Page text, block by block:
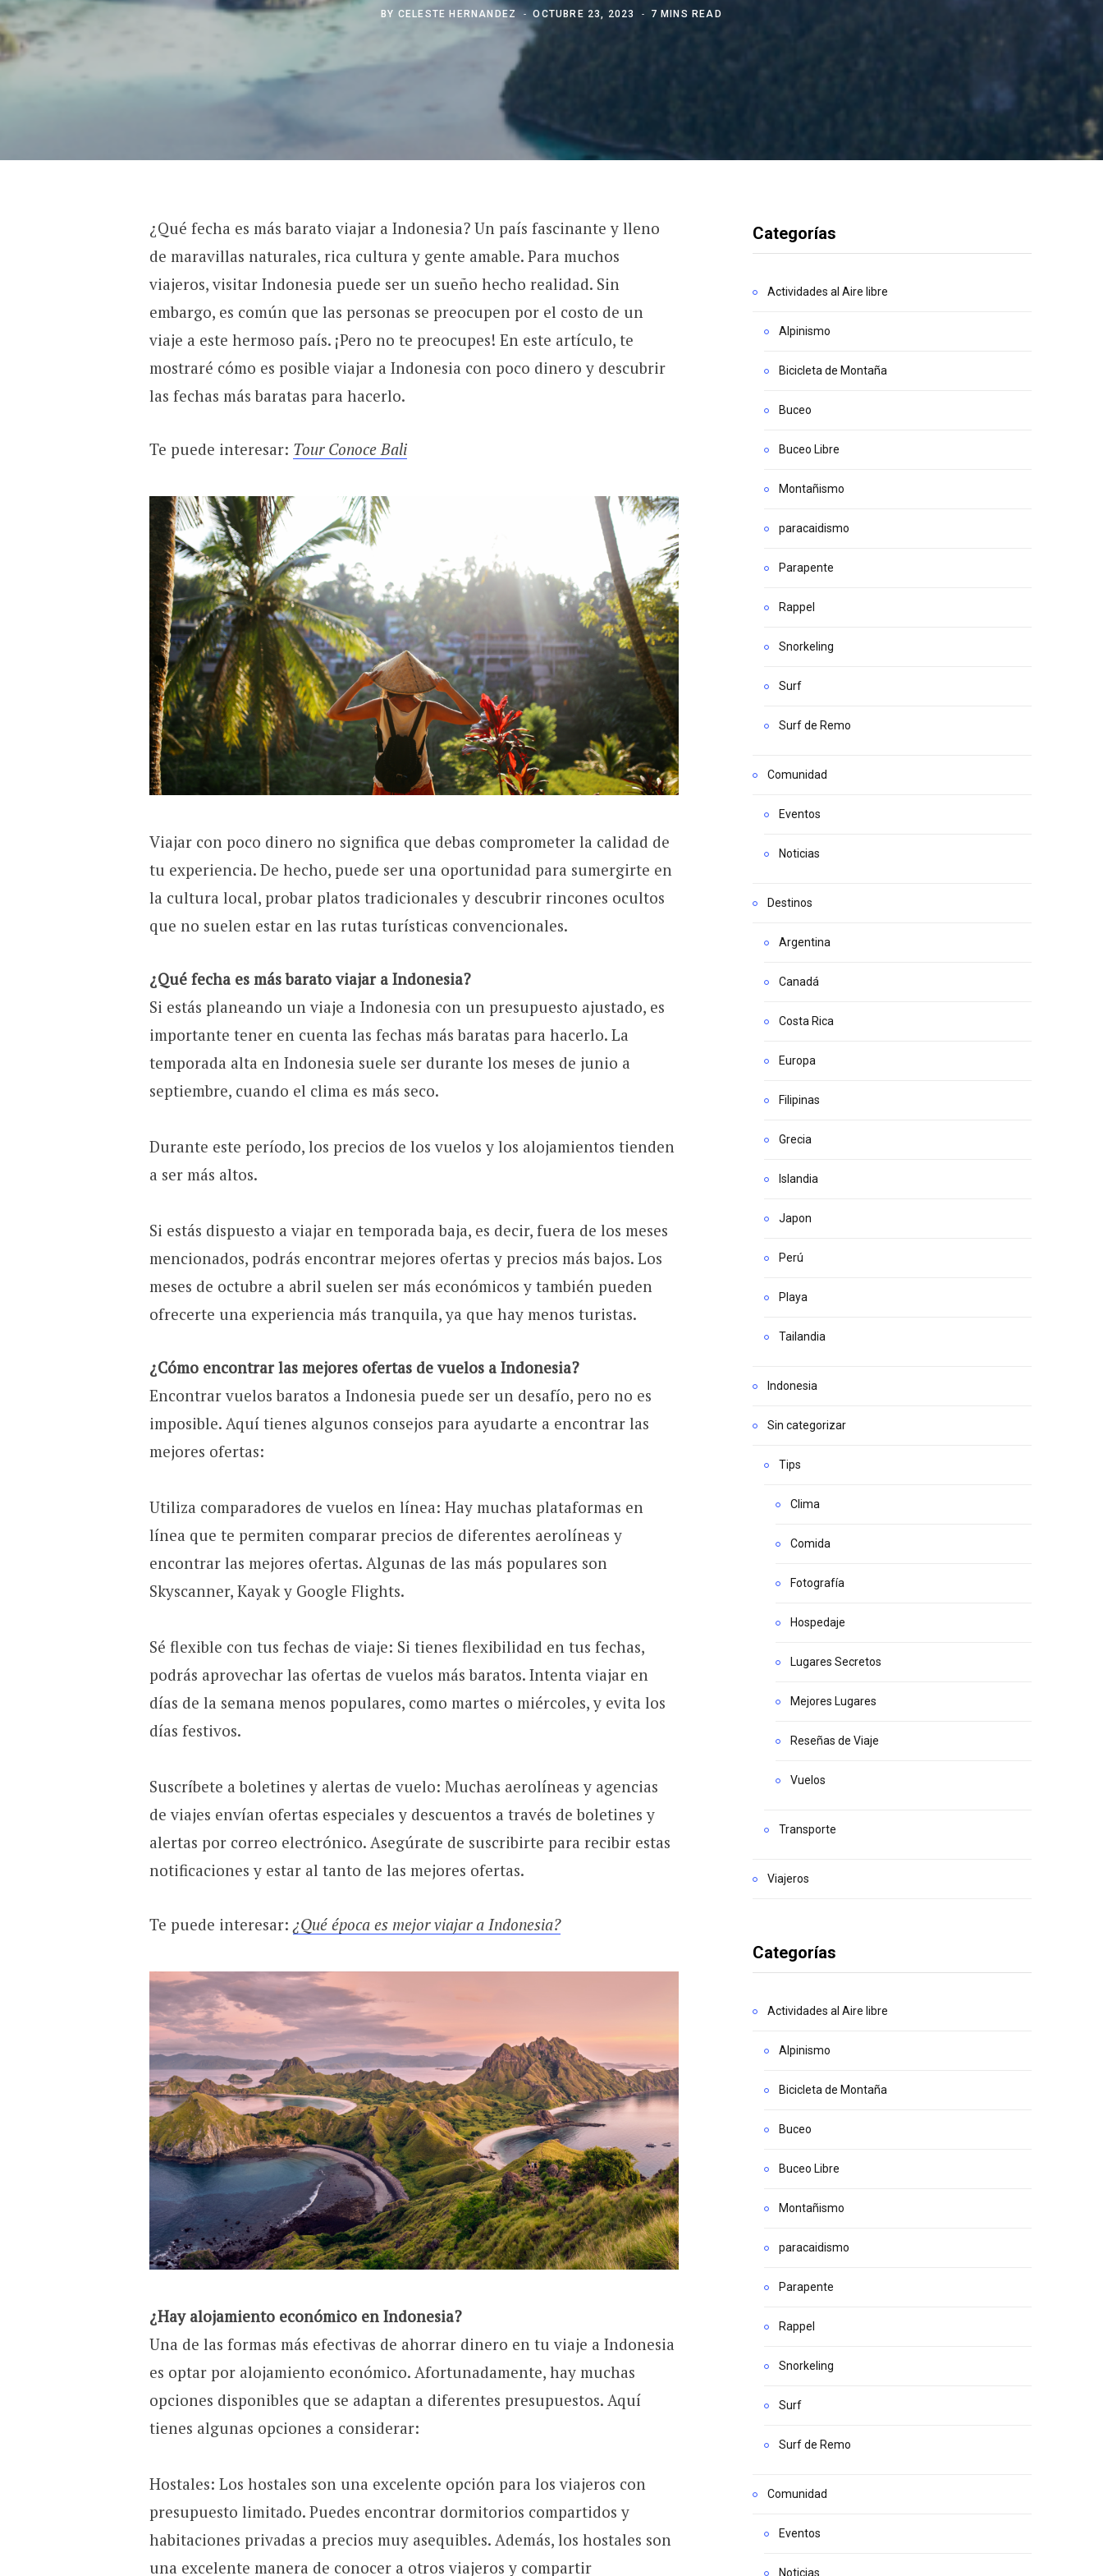
BY CELESTE HERNANDEZ OCTUBRE 23, 2023 7 MINS READ
¿Qué fecha es más barato viajar a Indonesia? Un país fascinante y lleno
de maravillas naturales, rica cultura y gente amable. Para muchos
viajeros, visitar Indonesia puede ser un sueño hecho realidad. Sin
embargo, es común que las personas se preocupen por el costo de un
viaje a este hermoso país. ¡Pero no te preocupes! En este artículo, te
mostraré cómo es posible viajar a Indonesia con poco dinero y descubrir
las fechas más baratas para hacerlo.
Te puede interesar: Tour Conoce Bali
Viajar con poco dinero no significa que debas comprometer la calidad de
tu experiencia. De hecho, puede ser una oportunidad para sumergirte en
la cultura local, probar platos tradicionales y descubrir rincones ocultos
que no suelen estar en las rutas turísticas convencionales.
¿Qué fecha es más barato viajar a Indonesia?
Si estás planeando un viaje a Indonesia con un presupuesto ajustado, es
importante tener en cuenta las fechas más baratas para hacerlo. La
temporada alta en Indonesia suele ser durante los meses de junio a
septiembre, cuando el clima es más seco.
Durante este período, los precios de los vuelos y los alojamientos tienden
a ser más altos.
Si estás dispuesto a viajar en temporada baja, es decir, fuera de los meses
mencionados, podrás encontrar mejores ofertas y precios más bajos. Los
meses de octubre a abril suelen ser más económicos y también pueden
ofrecerte una experiencia más tranquila, ya que hay menos turistas.
¿Cómo encontrar las mejores ofertas de vuelos a Indonesia?
Encontrar vuelos baratos a Indonesia puede ser un desafío, pero no es
imposible. Aquí tienes algunos consejos para ayudarte a encontrar las
mejores ofertas:
Utiliza comparadores de vuelos en línea: Hay muchas plataformas en
línea que te permiten comparar precios de diferentes aerolíneas y
encontrar las mejores ofertas. Algunas de las más populares son
Skyscanner, Kayak y Google Flights.
Sé flexible con tus fechas de viaje: Si tienes flexibilidad en tus fechas,
podrás aprovechar las ofertas de vuelos más baratos. Intenta viajar en
días de la semana menos populares, como martes o miércoles, y evita los
días festivos.
Suscríbete a boletines y alertas de vuelo: Muchas aerolíneas y agencias
de viajes envían ofertas especiales y descuentos a través de boletines y
alertas por correo electrónico. Asegúrate de suscribirte para recibir estas
notificaciones y estar al tanto de las mejores ofertas.
Te puede interesar: ¿Qué época es mejor viajar a Indonesia?
¿Hay alojamiento económico en Indonesia?
Una de las formas más efectivas de ahorrar dinero en tu viaje a Indonesia
es optar por alojamiento económico. Afortunadamente, hay muchas
opciones disponibles que se adaptan a diferentes presupuestos. Aquí
tienes algunas opciones a considerar:
Hostales: Los hostales son una excelente opción para los viajeros con
presupuesto limitado. Puedes encontrar dormitorios compartidos y
habitaciones privadas a precios muy asequibles. Además, los hostales son
una excelente manera de conocer a otros viajeros y compartir
Categorías
Actividades al Aire libre
Alpinismo
Bicicleta de Montaña
Buceo
Buceo Libre
Montañismo
paracaidismo
Parapente
Rappel
Snorkeling
Surf
Surf de Remo
Comunidad
Eventos
Noticias
Destinos
Argentina
Canadá
Costa Rica
Europa
Filipinas
Grecia
Islandia
Japon
Perú
Playa
Tailandia
Indonesia
Sin categorizar
Tips
Clima
Comida
Fotografía
Hospedaje
Lugares Secretos
Mejores Lugares
Reseñas de Viaje
Vuelos
Transporte
Viajeros
Categorías
Actividades al Aire libre
Alpinismo
Bicicleta de Montaña
Buceo
Buceo Libre
Montañismo
paracaidismo
Parapente
Rappel
Snorkeling
Surf
Surf de Remo
Comunidad
Eventos
Noticias